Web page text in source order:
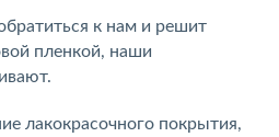
к нам и решит
пленкой, наши
лакокрасочного покрытия,